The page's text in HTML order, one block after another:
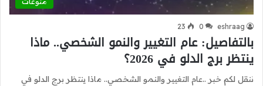
eshraag
0
23
بالتفاصيل: عام التغيير والنمو الشخصي.. ماذا
ينتظر برج الدلو في 2026؟
ننقل لكم خبر ..عام التغيير والنمو الشخصي.. ماذا ينتظر برج الدلو في